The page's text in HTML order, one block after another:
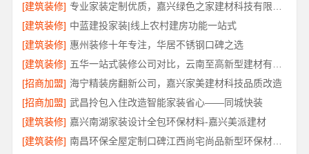
[建筑装修]
[建筑装修] 中蓝建投家装|线上农村建房功能一站式
[建筑装修] 惠州装修十年专注，华居不锈钢口碑之选
[建筑装修]
[招商加盟] 海宁精装房翻新公司，嘉兴家美建材科技品质改造
[招商加盟] 武昌拎包入住改造智能家装省心——同城快装
[建筑装修] 嘉兴南湖家装设计全包环保材料-嘉兴美派建材
[建筑装修]
南昌环保全屋定制口碑江西尚宅尚品新型环保材料有限公司